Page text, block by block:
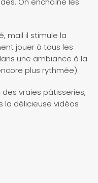
mail il stimule la
jouer à tous les
une ambiance à la
plus rythmée).
vraies pâtisseries,
la délicieuse vidéos